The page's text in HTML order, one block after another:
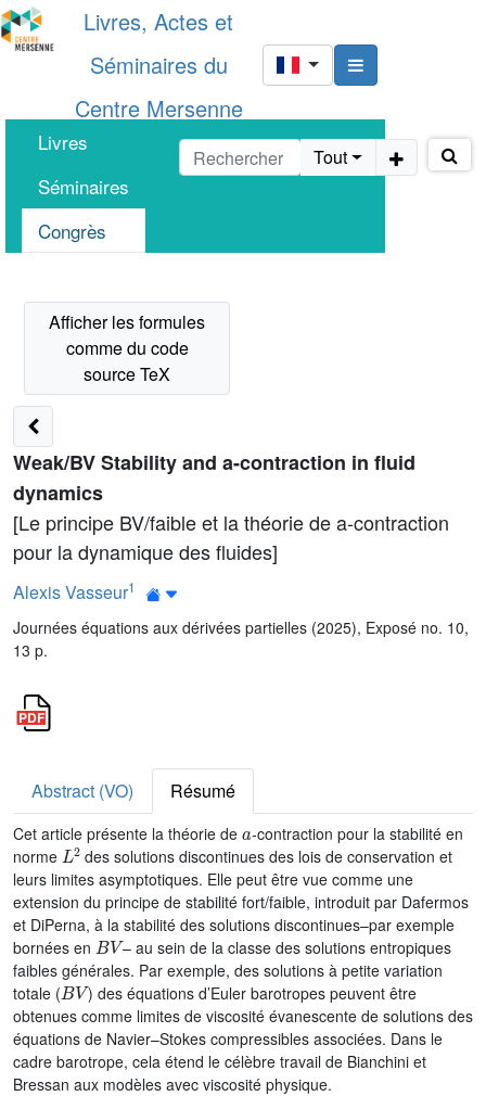
Livres, Actes et
Séminaires du
Centre Mersenne
Livres
Séminaires
Congrès
Tout
Weak/BV Stability and a-contraction in fluid
dynamics
[Le principe BV/faible et la théorie de a-contraction
pour la dynamique des fluides]
Alexis Vasseur1
Journées équations aux dérivées partielles (2025), Exposé no. 10,
13 p.
Abstract (VO) Résumé
Cet article présente la théorie de
‑contraction pour la stabilité en
norme L2des solutions discontinues des lois de conservation et
leurs limites asymptotiques. Elle peut être vue comme une
extension du principe de stabilité fort/faible, introduit par Dafermos
et DiPerna, à la stabilité des solutions discontinues–par exemple
bornées en BV – au sein de la classe des solutions entropiques
faibles générales. Par exemple, des solutions à petite variation
totale (BV ) des équations d’Euler barotropes peuvent être
obtenues comme limites de viscosité évanescente de solutions des
équations de Navier–Stokes compressibles associées. Dans le
cadre barotrope, cela étend le célèbre travail de Bianchini et
Bressan aux modèles avec viscosité physique.